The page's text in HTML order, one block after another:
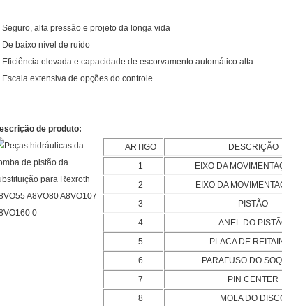
Seguro, alta pressão e projeto da longa vida
De baixo nível de ruído
Eficiência elevada e capacidade de escorvamento automático alta
Escala extensiva de opções do controle
de produto:
ARTIGO
DESCRIÇÃO
1
EIXO DA
2
EIXO DA
3
PISTÃO
4
ANEL DO
5
PLACA DE
6
PARAFUSO DO
7
PIN CENTER
8
MOLA DO